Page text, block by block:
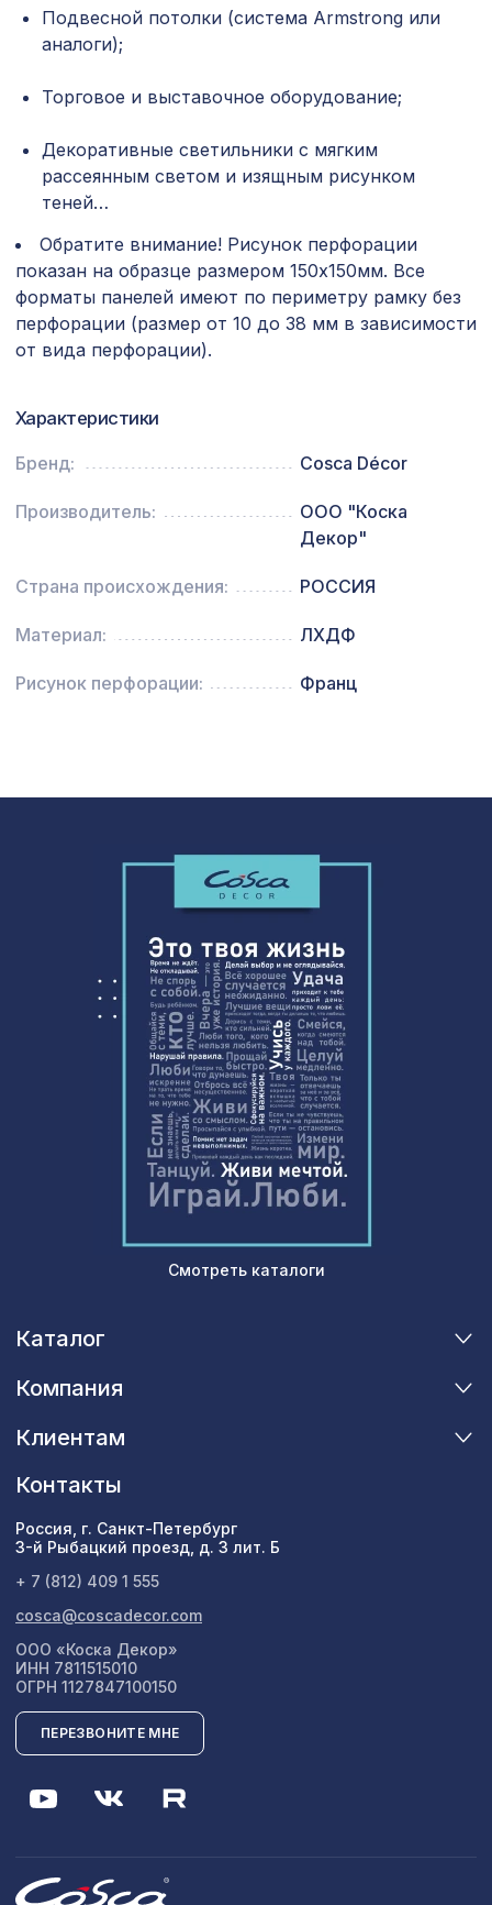
Перфорированная панель ДАМАСКО,
2790х1020мм, ХДФ, ольха
Перфорированная потолочная плита
Молдинг MX010, 55х25, 2000мм,
Экран для радиатора, МОДЕРН,
рамка 600х600мм, перфорация
ГОТИКА, белый
1198 ₽
Консоль для балки 120х120мм, белый 481 ₽
1200х600мм, ХДФ, ольха
Плинтус PX012, 99х15, 2000мм,
Подвесной потолки (система Armstrong или
аналоги);
Торговое и выставочное оборудование;
Декоративные светильники с мягким
рассеянным светом и изящным рисунком
теней…
Обратите внимание! Рисунок перфорации
показан на образце размером 150х150мм. Все
форматы панелей имеют по периметру рамку без
перфорации (размер от 10 до 38 мм в зависимости
от вида перфорации).
Характеристики
Бренд: Cosca Décor
Производитель:
ООО "Коска
Декор"
Страна происхождения: РОССИЯ
Материал: ЛХДФ
Рисунок перфорации: Франц
Смотреть каталоги
Каталог
Компания
Клиентам
Контакты
Россия, г. Санкт-Петербург
3-й Рыбацкий проезд, д. 3 лит. Б
+ 7 (812) 409 1 555
cosca@coscadecor.com
ООО «Коска Декор»
ИНН 7811515010
ОГРН 1127847100150
ПЕРЕЗВОНИТЕ МНЕ